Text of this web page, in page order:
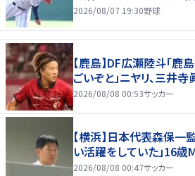
2026/08/07 19:30野球
【鹿島】DF広瀬陸斗「鹿
ごいぞと」ニヤリ、三井
2026/08/08 00:53サッカー
【横浜】日本代表森保一
い活躍をしていた」16
2026/08/08 00:47サッカー